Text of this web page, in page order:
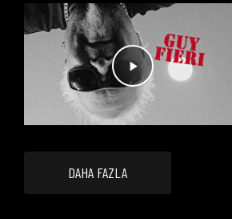
DAHA FAZLA